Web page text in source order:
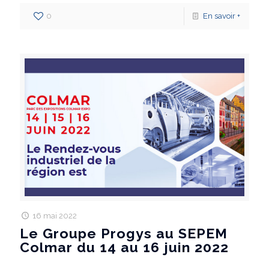
0 En savoir +
16 mai 2022
Le Groupe Progys au SEPEM
Colmar du 14 au 16 juin 2022